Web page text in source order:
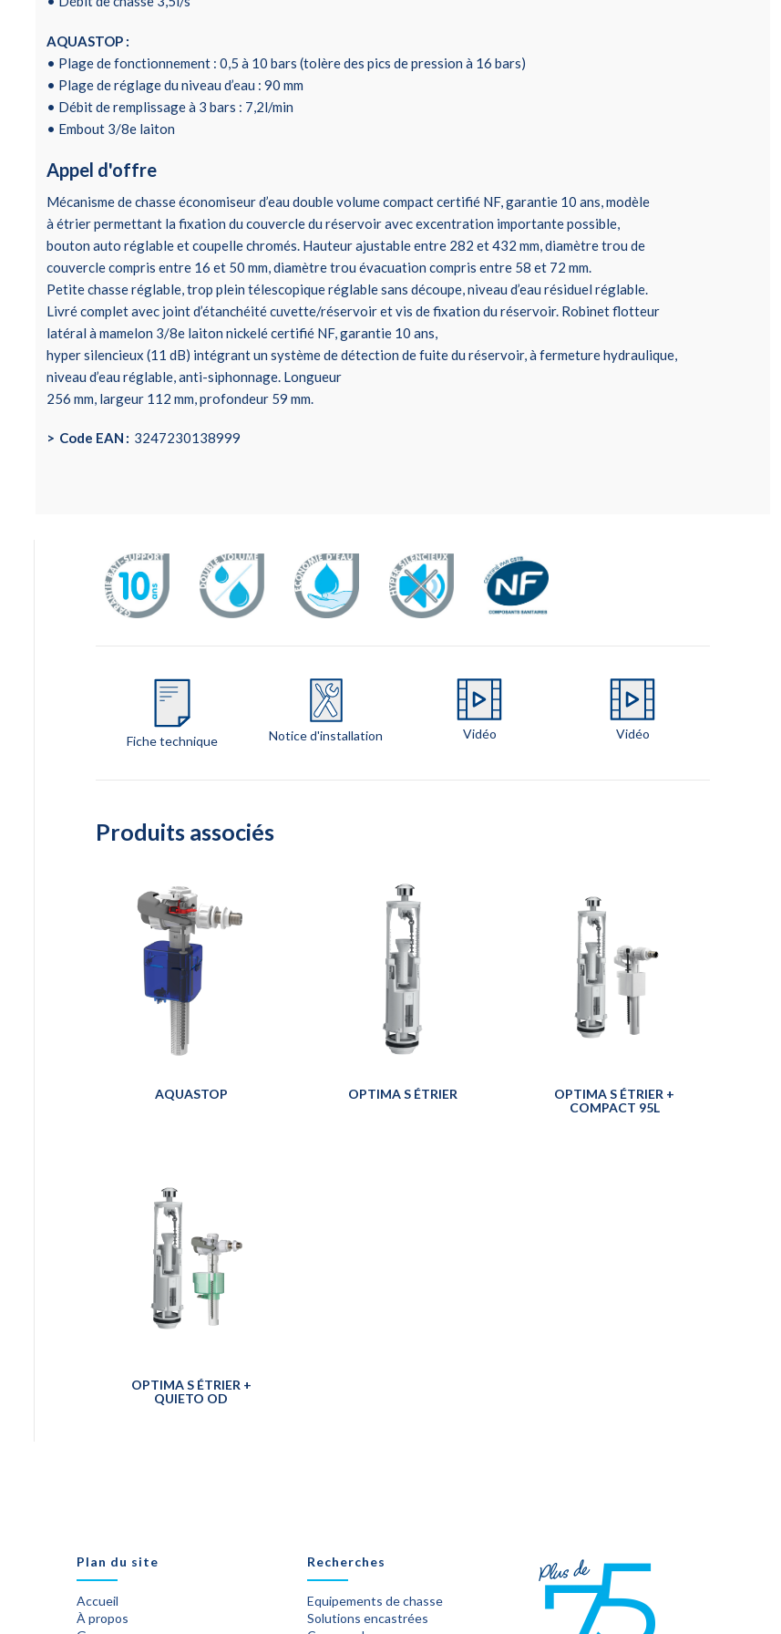
AQUASTOP :
• Plage de fonctionnement : 0,5 à 10 bars (tolère des pics de pression à 16 bars)
• Plage de réglage du niveau d’eau : 90 mm
• Débit de remplissage à 3 bars : 7,2l/min
• Embout 3/8e laiton
Appel d'offre
Mécanisme de chasse économiseur d’eau double volume compact certifié NF, garantie 10 ans, modèle
à étrier permettant la fixation du couvercle du réservoir avec excentration importante possible,
bouton auto réglable et coupelle chromés. Hauteur ajustable entre 282 et 432 mm, diamètre trou de
couvercle compris entre 16 et 50 mm, diamètre trou évacuation compris entre 58 et 72 mm.
Petite chasse réglable, trop plein télescopique réglable sans découpe, niveau d’eau résiduel réglable.
Livré complet avec joint d’étanchéité cuvette/réservoir et vis de fixation du réservoir. Robinet flotteur
latéral à mamelon 3/8e laiton nickelé certifié NF, garantie 10 ans,
hyper silencieux (11 dB) intégrant un système de détection de fuite du réservoir, à fermeture hydraulique,
niveau d’eau réglable, anti-siphonnage. Longueur
256 mm, largeur 112 mm, profondeur 59 mm.
Code EAN 3247230138999
Fiche technique Notice d'installation Vidéo Vidéo
Produits associés
AQUASTOP OPTIMA S ÉTRIER
OPTIMA S ÉTRIER +
COMPACT 95L
OPTIMA S ÉTRIER +
QUIETO OD
Plan du site
Accueil
À propos
Recherches
Equipements de chasse
Solutions encastrées